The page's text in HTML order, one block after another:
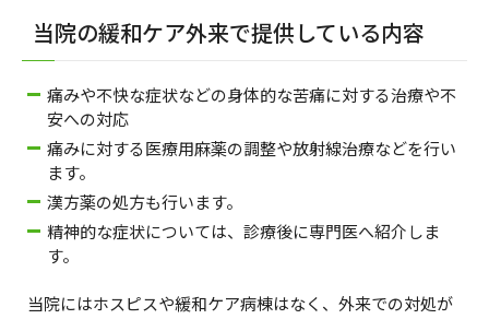
当院の緩和ケア外来で提供している内容
痛みや不快な症状などの身体的な苦痛に対する治療や不
安への対応
痛みに対する医療用麻薬の調整や放射線治療などを行い
ます。
漢方薬の処方も行います。
精神的な症状については、診療後に専門医へ紹介しま
す。
当院にはホスピスや緩和ケア病棟はなく、外来での対処が